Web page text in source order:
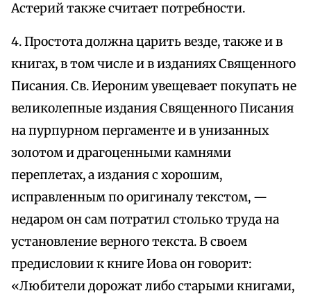
Астерий также считает потребности.
4. Простота должна царить везде, также и в
книгах, в том числе и в изданиях Священного
Писания. Св. Иероним увещевает покупать не
великолепные издания Священного Писания
на пурпурном пергаменте и в унизанных
золотом и драгоценными камнями
переплетах, а издания с хорошим,
исправленным по оригиналу текстом, —
недаром он сам потратил столько труда на
установление верного текста. В своем
предисловии к книге Иова он говорит:
«Любители дорожат либо старыми книгами,